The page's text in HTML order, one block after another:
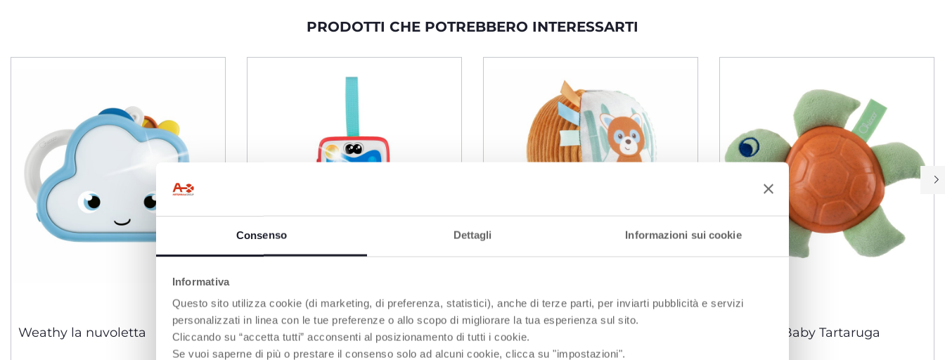
Consenso Dettagli Informazioni sui cookie
Informativa
Questo sito utilizza cookie (di marketing, di preferenza, statistici), anche di terze parti, per inviarti pubblicità e servizi
personalizzati in linea con le tue preferenze o allo scopo di migliorare la tua esperienza sul sito.
Cliccando su “accetta tutti” acconsenti al posizionamento di tutti i cookie.
Se vuoi saperne di più o prestare il consenso solo ad alcuni cookie, clicca su "impostazioni".
PRODOTTI CHE POTREBBERO INTERESSARTI
2 Colori
Weathy la nuvoletta
2 Colori
Il Mio Primo Smartphone Palla Panda&Camaleonte Peluche Baby Tartaruga